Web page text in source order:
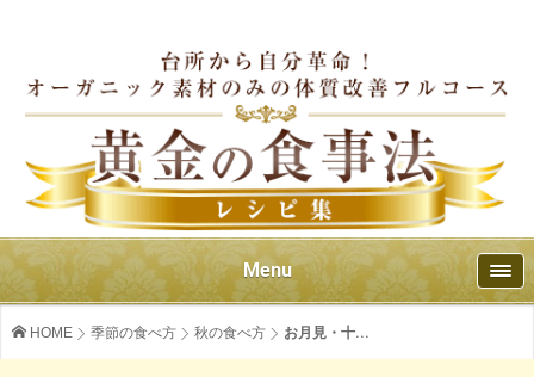
Menu
HOME 季節の食べ方 秋の食べ方 お月見・十...